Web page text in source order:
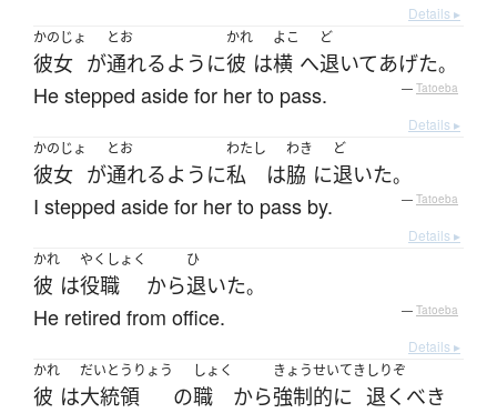
Details ▸
かのじょ
彼女 が
とお
通れるように
かれ
彼 は
よこ
横 へ
ど
退いてあげた。
He stepped aside for her to pass. — Tatoeba
Details ▸
かのじょ
彼女 が
とお
通れるように
わたし
私 は
わき
脇 に
ど
退いた。
I stepped aside for her to pass by. — Tatoeba
Details ▸
かれ
彼 は
やくしょく
役職 から
ひ
退いた。
He retired from office. — Tatoeba
Details ▸
かれ
彼 は
だいとうりょう
大統領 の
しょく
職 から
きょうせいてき
強制的に
しりぞ
退く べき